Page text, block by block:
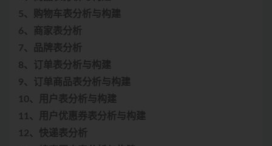
5、购物车表分析与构建
6、商家表分析
7、品牌表分析
8、订单表分析与构建
9、订单商品表分析与构建
10、用户表分析与构建
11、用户优惠券表分析与构建
12、快递表分析